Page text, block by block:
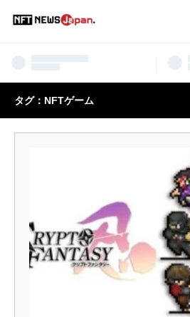
タグ：NFTゲーム